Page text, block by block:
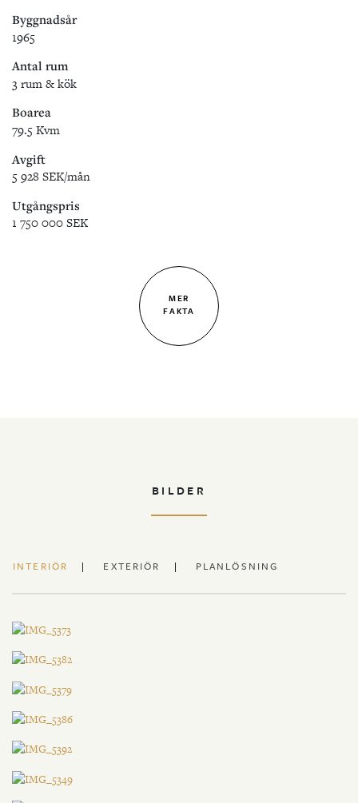
Byggnadsår
1965
Antal rum
3 rum & kök
Boarea
79.5 Kvm
Avgift
5 928 SEK/mån
Utgångspris
1 750 000 SEK
MER
FAKTA
BILDER
INTERIÖR EXTERIÖR PLANLÖSNING